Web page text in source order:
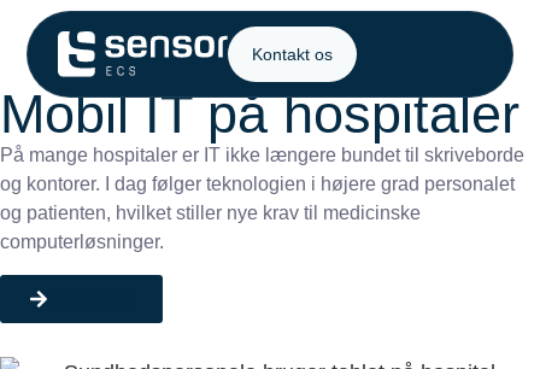
Kontakt os
Mobil IT på hospitaler
På mange hospitaler er IT ikke længere bundet til skriveborde
og kontorer. I dag følger teknologien i højere grad personalet
og patienten, hvilket stiller nye krav til medicinske
computerløsninger.